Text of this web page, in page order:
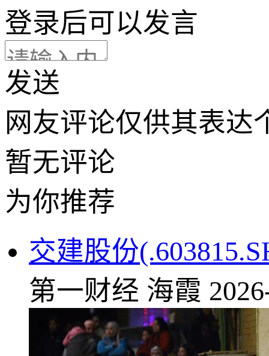
登录后可以发言
发送
网友评论仅供其表达
暂无评论
为你推荐
交建股份
第一财经 海霞